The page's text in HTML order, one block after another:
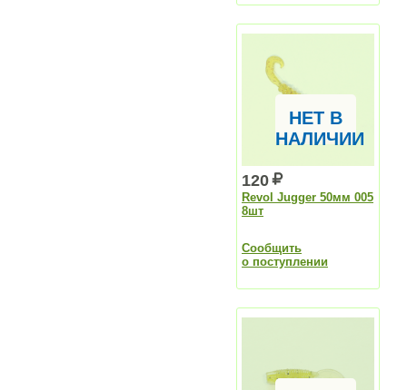
НЕТ В
НАЛИЧИИ
120
Revol Jugger 50мм 005
8шт
Сообщить
о поступлении